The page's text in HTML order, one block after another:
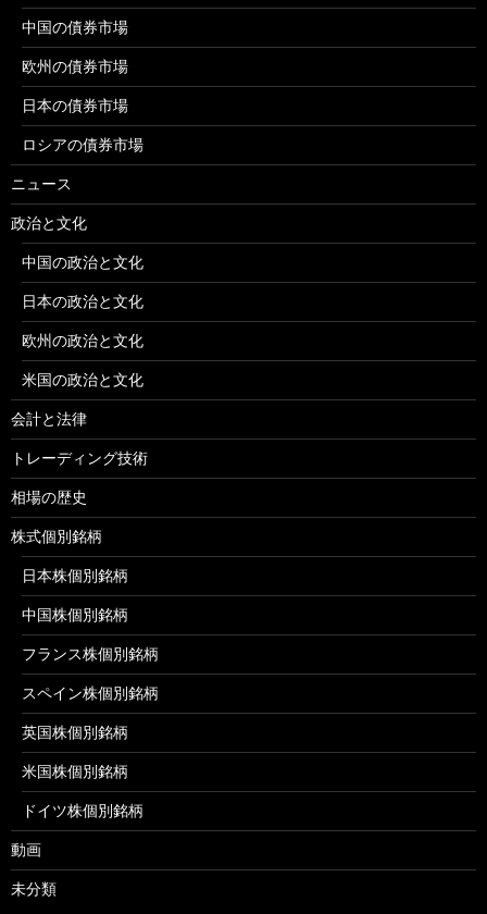
中国の債券市場
欧州の債券市場
日本の債券市場
ロシアの債券市場
ニュース
政治と文化
中国の政治と文化
日本の政治と文化
欧州の政治と文化
米国の政治と文化
会計と法律
トレーディング技術
相場の歴史
株式個別銘柄
日本株個別銘柄
中国株個別銘柄
フランス株個別銘柄
スペイン株個別銘柄
英国株個別銘柄
米国株個別銘柄
ドイツ株個別銘柄
動画
未分類